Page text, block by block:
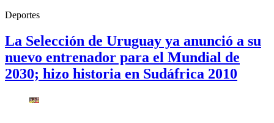
Deportes
La Selección de Uruguay ya anunció a su
nuevo entrenador para el Mundial de
2030; hizo historia en Sudáfrica 2010